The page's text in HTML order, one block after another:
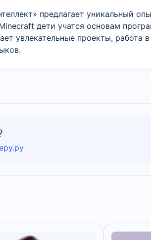
предлагает уникальный
дети учатся основам
увлекательные проекты,